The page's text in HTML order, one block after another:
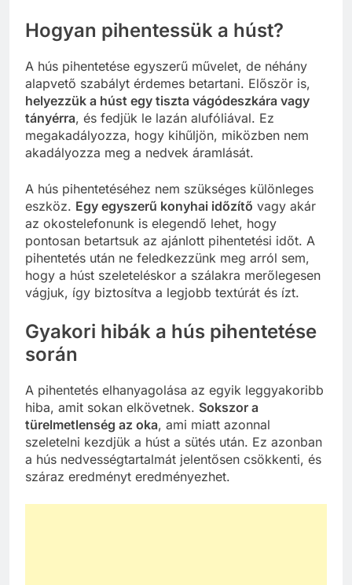
Hogyan pihentessük a húst?
A hús pihentetése egyszerű művelet, de néhány
alapvető szabályt érdemes betartani. Először is,
helyezzük a húst egy tiszta vágódeszkára vagy
tányérra, és fedjük le lazán alufóliával. Ez
megakadályozza, hogy kihűljön, miközben nem
akadályozza meg a nedvek áramlását.
A hús pihentetéséhez nem szükséges különleges
eszköz. Egy egyszerű konyhai időzítő vagy akár
az okostelefonunk is elegendő lehet, hogy
pontosan betartsuk az ajánlott pihentetési időt. A
pihentetés után ne feledkezzünk meg arról sem,
hogy a húst szeleteléskor a szálakra merőlegesen
vágjuk, így biztosítva a legjobb textúrát és ízt.
Gyakori hibák a hús pihentetése
során
A pihentetés elhanyagolása az egyik leggyakoribb
hiba, amit sokan elkövetnek. Sokszor a
türelmetlenség az oka, ami miatt azonnal
szeletelni kezdjük a húst a sütés után. Ez azonban
a hús nedvességtartalmát jelentősen csökkenti, és
száraz eredményt eredményezhet.